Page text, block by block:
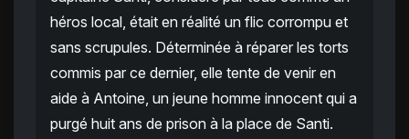
héros local, était en réalité un flic corrompu et
sans scrupules. Déterminée à réparer les torts
commis par ce dernier, elle tente de venir en
aide à Antoine, un jeune homme innocent qui a
purgé huit ans de prison à la place de Santi.